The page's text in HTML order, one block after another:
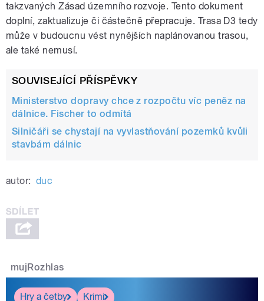
takzvaných Zásad územního rozvoje. Tento dokument
doplní, zaktualizuje či částečně přepracuje. Trasa D3 tedy
může v budoucnu vést nynějších naplánovanou trasou,
ale také nemusí.
SOUVISEJÍCÍ PŘÍSPĚVKY
Ministerstvo dopravy chce z rozpočtu víc peněz na
dálnice. Fischer to odmítá
Silničáři se chystají na vyvlastňování pozemků kvůli
stavbám dálnic
autor: duc
mujRozhlas
Hry a četby Krimi